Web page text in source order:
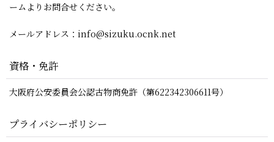
ームよりお問合せください。
メールアドレス：info@sizuku.ocnk.net
資格・免許
大阪府公安委員会公認古物商免許（第622342306611号）
プライバシーポリシー